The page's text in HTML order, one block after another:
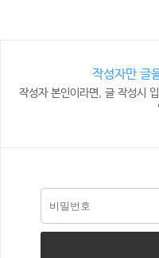
작성자만 글
작성자 본인이라면, 글 작성시